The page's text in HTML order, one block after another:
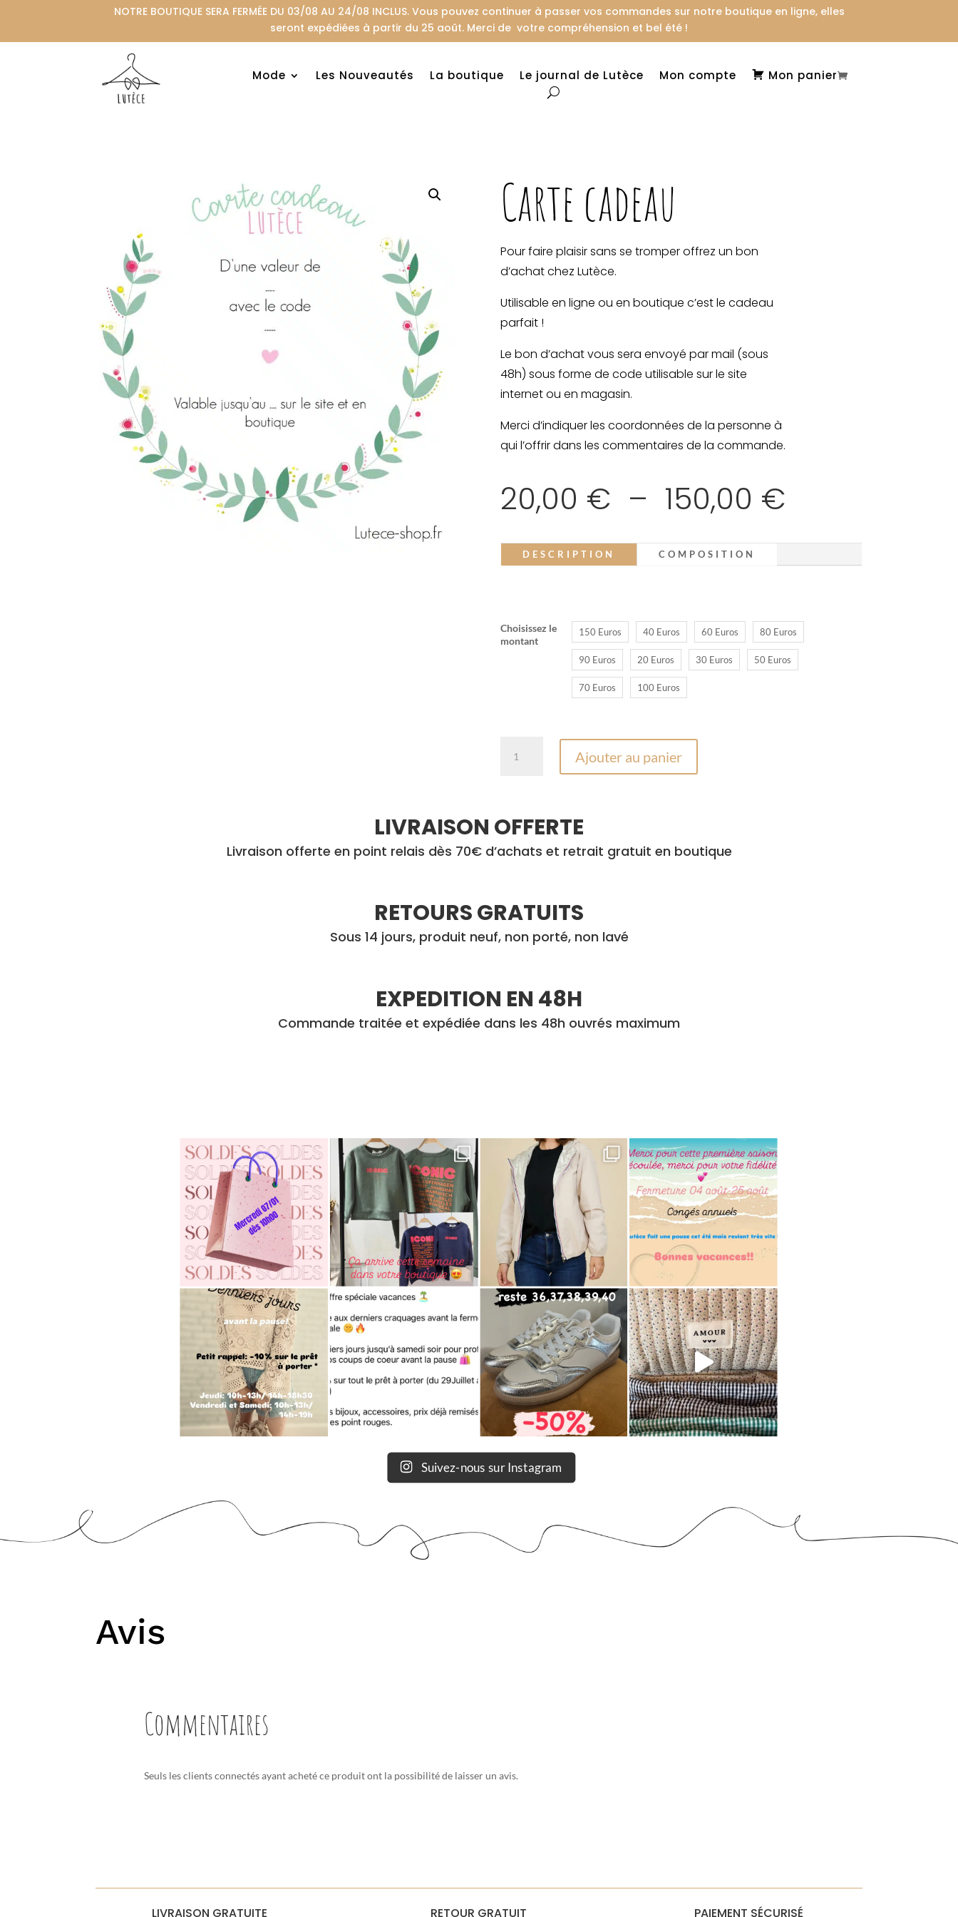
NOTRE BOUTIQUE SERA FERMÉE DU 03/08 AU 24/08 INCLUS. Vous pouvez continuer à passer vos commandes sur notre boutique en ligne, elles
seront expédiées à partir du 25 août. Merci de votre compréhension et bel été !
Mode Les Nouveautés La boutique Le journal de Lutèce Mon compte Mon panier
Carte cadeau
Pour faire plaisir sans se tromper offrez un bon
d’achat chez Lutèce.
Utilisable en ligne ou en boutique c’est le cadeau
parfait !
Le bon d’achat vous sera envoyé par mail (sous
48h) sous forme de code utilisable sur le site
internet ou en magasin.
Merci d’indiquer les coordonnées de la personne à
qui l’offrir dans les commentaires de la commande.
20,00 € – 150,00 €Plage
de
20,00 €
à
DESCRIPTION COMPOSITION
Choisissez le
montant
150 Euros 40 Euros 60 Euros 80 Euros
90 Euros 20 Euros 30 Euros 50 Euros
70 Euros 100 Euros
Ajouter au panier
LIVRAISON OFFERTE
Livraison offerte en point relais dès 70€ d’achats et retrait gratuit en boutique
RETOURS GRATUITS
Sous 14 jours, produit neuf, non porté, non lavé
EXPEDITION EN 48H
Commande traitée et expédiée dans les 48h ouvrés maximum
Suivez-nous sur Instagram
Avis
Commentaires
Seuls les clients connectés ayant acheté ce produit ont la possibilité de laisser un avis.
LIVRAISON GRATUITE RETOUR GRATUIT PAIEMENT SÉCURISÉ